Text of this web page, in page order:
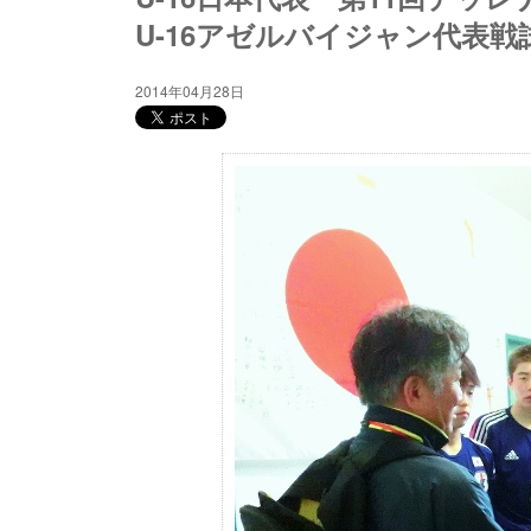
U-16アゼルバイジャン代表戦
2014年04月28日